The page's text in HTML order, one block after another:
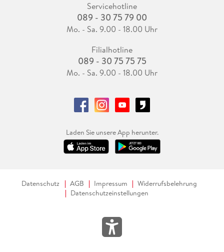
Servicehotline
089 - 30 75 79 00
Mo. - Sa. 9.00 - 18.00 Uhr
Filialhotline
089 - 30 75 75 75
Mo. - Sa. 9.00 - 18.00 Uhr
Laden Sie unsere App herunter.
Datenschutz AGB Impressum
Widerrufsbelehrung
Datenschutzeinstellungen